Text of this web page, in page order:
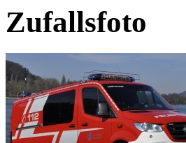
Zufallsfoto